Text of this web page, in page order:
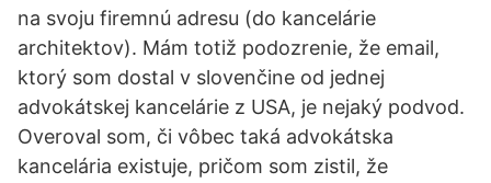
na svoju firemnú adresu (do kancelárie
architektov). Mám totiž podozrenie, že email,
ktorý som dostal v slovenčine od jednej
advokátskej kancelárie z USA, je nejaký podvod.
Overoval som, či vôbec taká advokátska
kancelária existuje, pričom som zistil, že